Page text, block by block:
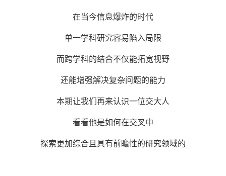
在当今信息爆炸的时代
单一学科研究容易陷入局限
而跨学科的结合不仅能拓宽视野
还能增强解决复杂问题的能力
本期让我们再来认识一位交大人
看看他是如何在交叉中
探索更加综合且具有前瞻性的研究领域的